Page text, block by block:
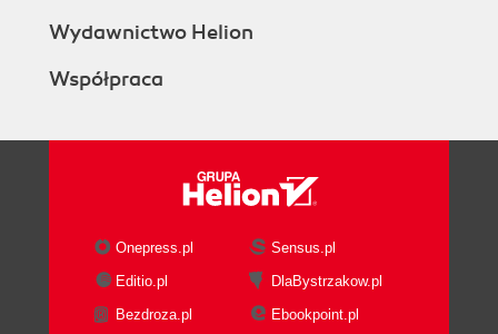
Wydawnictwo Helion
Współpraca
Onepress.pl
Sensus.pl
Editio.pl
DlaBystrzakow.pl
Bezdroza.pl
Ebookpoint.pl